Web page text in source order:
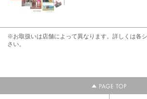
※お取扱いは店舗によって異なります。詳しくは各
さい。